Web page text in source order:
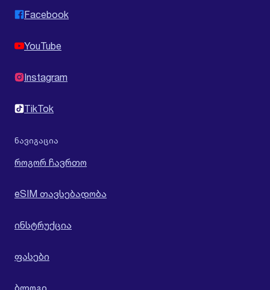
Facebook
YouTube
Instagram
TikTok
ნავიგაცია
როგორ ჩავრთო
eSIM თავსებადობა
ინსტრუქცია
ფასები